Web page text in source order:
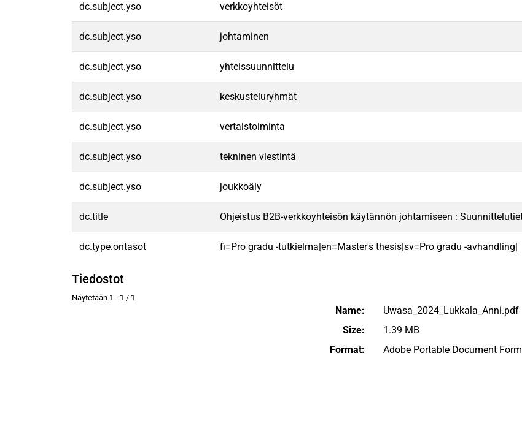
dc.subject.yso verkkoyhteisöt
dc.subject.yso johtaminen
dc.subject.yso yhteissuunnittelu
dc.subject.yso keskusteluryhmät
dc.subject.yso vertaistoiminta
dc.subject.yso tekninen viestintä
dc.subject.yso joukkoäly
dc.title Ohjeistus B2B-verkkoyhteisön käytännön johtamiseen :
dc.type.ontasot fi=Pro gradu -tutkielma|en=Master's thesis|sv=Pro gradu -avhandling|
Tiedostot
Näytetään 1 - 1 / 1
Name:
Uwasa_2024_Lukkala_Anni.pdf
Size:
1.39 MB
Format:
Adobe Portable Document